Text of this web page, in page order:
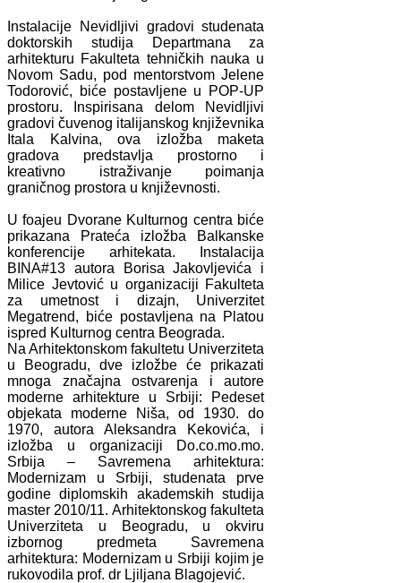
Instalacije Nevidljivi gradovi studenata
doktorskih studija Departmana za
arhitekturu Fakulteta tehničkih nauka u
Novom Sadu, pod mentorstvom Jelene
Todorović, biće postavljene u POP-UP
prostoru. Inspirisana delom Nevidljivi
gradovi čuvenog italijanskog književnika
Itala Kalvina, ova izložba maketa
gradova predstavlja prostorno i
kreativno istraživanje poimanja
graničnog prostora u književnosti.
U foajeu Dvorane Kulturnog centra biće
prikazana Prateća izložba Balkanske
konferencije arhitekata. Instalacija
BINA#13 autora Borisa Jakovljevića i
Milice Jevtović u organizaciji Fakulteta
za umetnost i dizajn, Univerzitet
Megatrend, biće postavljena na Platou
ispred Kulturnog centra Beograda.
Na Arhitektonskom fakultetu Univerziteta
u Beogradu, dve izložbe će prikazati
mnoga značajna ostvarenja i autore
moderne arhitekture u Srbiji: Pedeset
objekata moderne Niša, od 1930. do
1970, autora Aleksandra Kekovića, i
izložba u organizaciji Do.co.mo.mo.
Srbija – Savremena arhitektura:
Modernizam u Srbiji, studenata prve
godine diplomskih akademskih studija
master 2010/11. Arhitektonskog fakulteta
Univerziteta u Beogradu, u okviru
izbornog predmeta Savremena
arhitektura: Modernizam u Srbiji kojim je
rukovodila prof. dr Ljiljana Blagojević.